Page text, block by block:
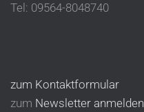
Tel: 09564-8048740
zum Kontaktformular
zum Newsletter anmelden